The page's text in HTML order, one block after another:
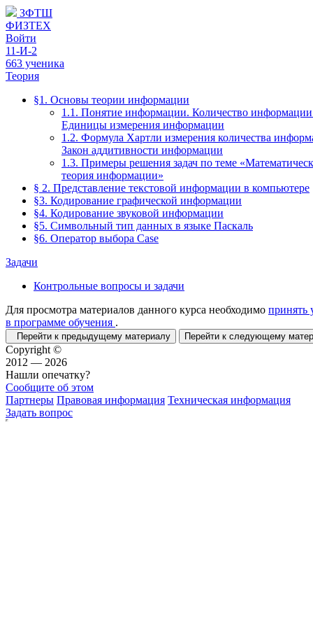
ЗФТШ
ФИЗТЕХ
Войти
11-И-2
663 ученика
Теория
§1. Основы теории информации
1.1. Понятие информации. Количество
Единицы измерения информации
1.2. Формула Хартли измерения количества
Закон аддитивности информации
1.3. Примеры решения задач по теме
теория информации»
§ 2. Представление текстовой информации в компьютере
§3. Кодирование графической информации
§4. Кодирование звуковой информации
§5. Символьный тип данных в языке Паскаль
§6. Оператор выбора Case
Задачи
Контрольные вопросы и задачи
Для просмотра материалов данного курса необходимо принять
в программе обучения .
Перейти к предыдущему материалу Перейти к следующему
Copyright ©
2012 — 2026
Нашли опечатку?
Сообщите об этом
Партнеры Правовая информация Техническая информация
Задать вопрос